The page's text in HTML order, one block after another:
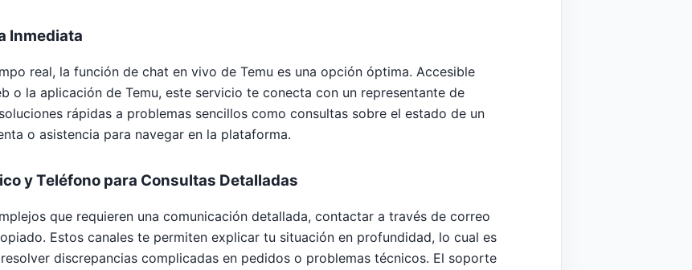
Inmediata
real, la función de chat en vivo de Temu es una opción óptima. Accesible
o la aplicación de Temu, este servicio te conecta con un representante de
rápidas a problemas sencillos como consultas sobre el estado de un
o asistencia para navegar en la plataforma.
y Teléfono para Consultas Detalladas
que requieren una comunicación detallada, contactar a través de correo
Estos canales te permiten explicar tu situación en profundidad, lo cual es
discrepancias complicadas en pedidos o problemas técnicos. El soporte